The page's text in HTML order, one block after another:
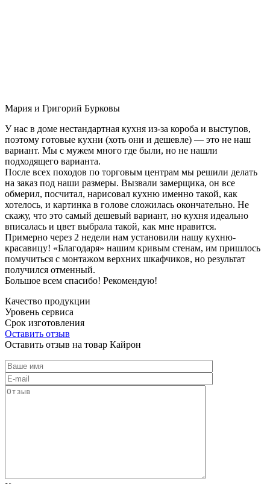
Мария и Григорий Бурковы
У нас в доме нестандартная кухня из-за короба и выступов,
поэтому готовые кухни (хоть они и дешевле) — это не наш
вариант. Мы с мужем много где были, но не нашли
подходящего варианта.
После всех походов по торговым центрам мы решили делать
на заказ под наши размеры. Вызвали замерщика, он все
обмерил, посчитал, нарисовал кухню именно такой, как
хотелось, и картинка в голове сложилась окончательно. Не
скажу, что это самый дешевый вариант, но кухня идеально
вписалась и цвет выбрала такой, как мне нравится.
Примерно через 2 недели нам установили нашу кухню-
красавицу! «Благодаря» нашим кривым стенам, им пришлось
помучиться с монтажом верхних шкафчиков, но результат
получился отменный.
Большое всем спасибо! Рекомендую!
Качество продукции
Уровень сервиса
Срок изготовления
Оставить отзыв
Оставить отзыв на товар Кайрон